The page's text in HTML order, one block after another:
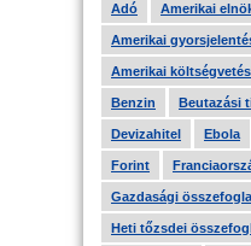
Adó Amerikai
Amerikai
Amerikai
Benzin Beutazási
Devizahitel Ebola
Forint
Gazdasági
Heti tőzsdei